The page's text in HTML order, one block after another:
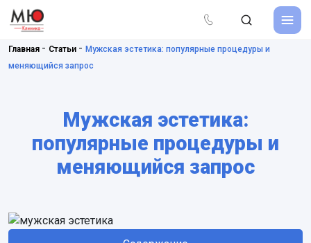
Главная - Статьи - Мужская эстетика: популярные процедуры и
меняющийся запрос
Мужская эстетика:
популярные процедуры и
меняющийся запрос